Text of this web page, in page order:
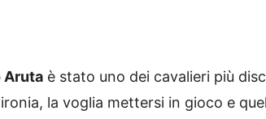
Aruta è stato uno dei cavalieri più
ironia, la voglia mettersi in gioco e